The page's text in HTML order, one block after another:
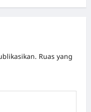
Ruas yang